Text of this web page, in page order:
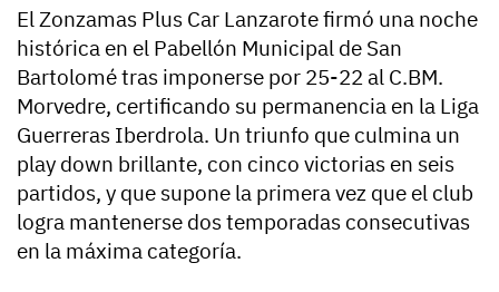
El Zonzamas Plus Car Lanzarote firmó una noche
histórica en el Pabellón Municipal de San
Bartolomé tras imponerse por 25-22 al C.BM.
Morvedre, certificando su permanencia en la Liga
Guerreras Iberdrola. Un triunfo que culmina un
play down brillante, con cinco victorias en seis
partidos, y que supone la primera vez que el club
logra mantenerse dos temporadas consecutivas
en la máxima categoría.